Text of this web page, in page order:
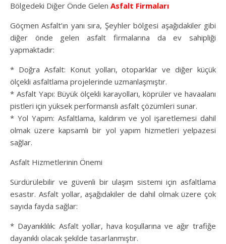
Bölgedeki Diğer Önde Gelen Asfalt Firmaları
Göçmen Asfalt’ın yanı sıra, Şeyhler bölgesi aşağıdakiler gibi
diğer önde gelen asfalt firmalarına da ev sahipliği
yapmaktadır:
* Doğra Asfalt: Konut yolları, otoparklar ve diğer küçük
ölçekli asfaltlama projelerinde uzmanlaşmıştır.
* Asfalt Yapı: Büyük ölçekli karayolları, köprüler ve havaalanı
pistleri için yüksek performanslı asfalt çözümleri sunar.
* Yol Yapım: Asfaltlama, kaldırım ve yol işaretlemesi dahil
olmak üzere kapsamlı bir yol yapım hizmetleri yelpazesi
sağlar.
Asfalt Hizmetlerinin Önemi
Sürdürülebilir ve güvenli bir ulaşım sistemi için asfaltlama
esastır. Asfalt yollar, aşağıdakiler de dahil olmak üzere çok
sayıda fayda sağlar:
* Dayanıklılık: Asfalt yollar, hava koşullarına ve ağır trafiğe
dayanıklı olacak şekilde tasarlanmıştır.